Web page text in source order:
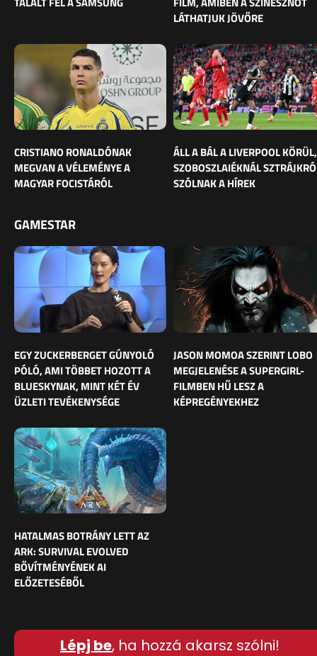
LÁTHATJUK JÖVŐRE
CRISTIANO RONALDÓNAK
MEGVAN A VÉLEMÉNYE A
MAGYAR FOCISTÁRÓL
ÁLL A BÁL A LIVERPOOL KÖRÜL,
SZOBOSZLAIÉKNÁL
SZÓLNAK A HÍREK
GAMESTAR
EGY ZUCKERBERGET GÚNYOLÓ
PÓLÓ, AMI TÖBBET HOZOTT A
BLUESKYNAK, MINT KÉT ÉV
ÜZLETI TEVÉKENYSÉGE
JASON MOMOA SZERINT LOBO
MEGJELENÉSE A SUPERGIRL-
FILMBEN HŰ LESZ A
KÉPREGÉNYEKHEZ
HATALMAS BOTRÁNY LETT AZ
ARK: SURVIVAL EVOLVED
BŐVÍTMÉNYÉNEK AI
ELŐZETESÉBŐL
Lépj be, ha hozzá akarsz szólni!